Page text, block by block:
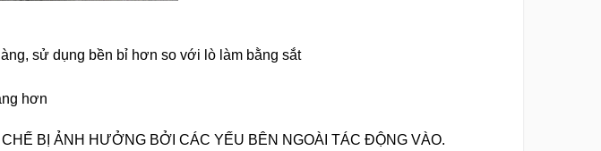
sử dụng bền bỉ hơn so với lò làm bằng sắt
hơn
BỊ ẢNH HƯỞNG BỞI CÁC YẾU BÊN NGOÀI TÁC ĐỘNG VÀO.